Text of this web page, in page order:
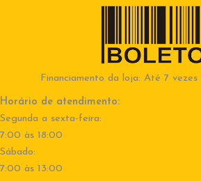
Financiamento da loja: Até 7 vezes
Horário de atendimento:
Segunda a sexta-feira:
7:00 às 18:00
Sábado:
7:00 às 13:00